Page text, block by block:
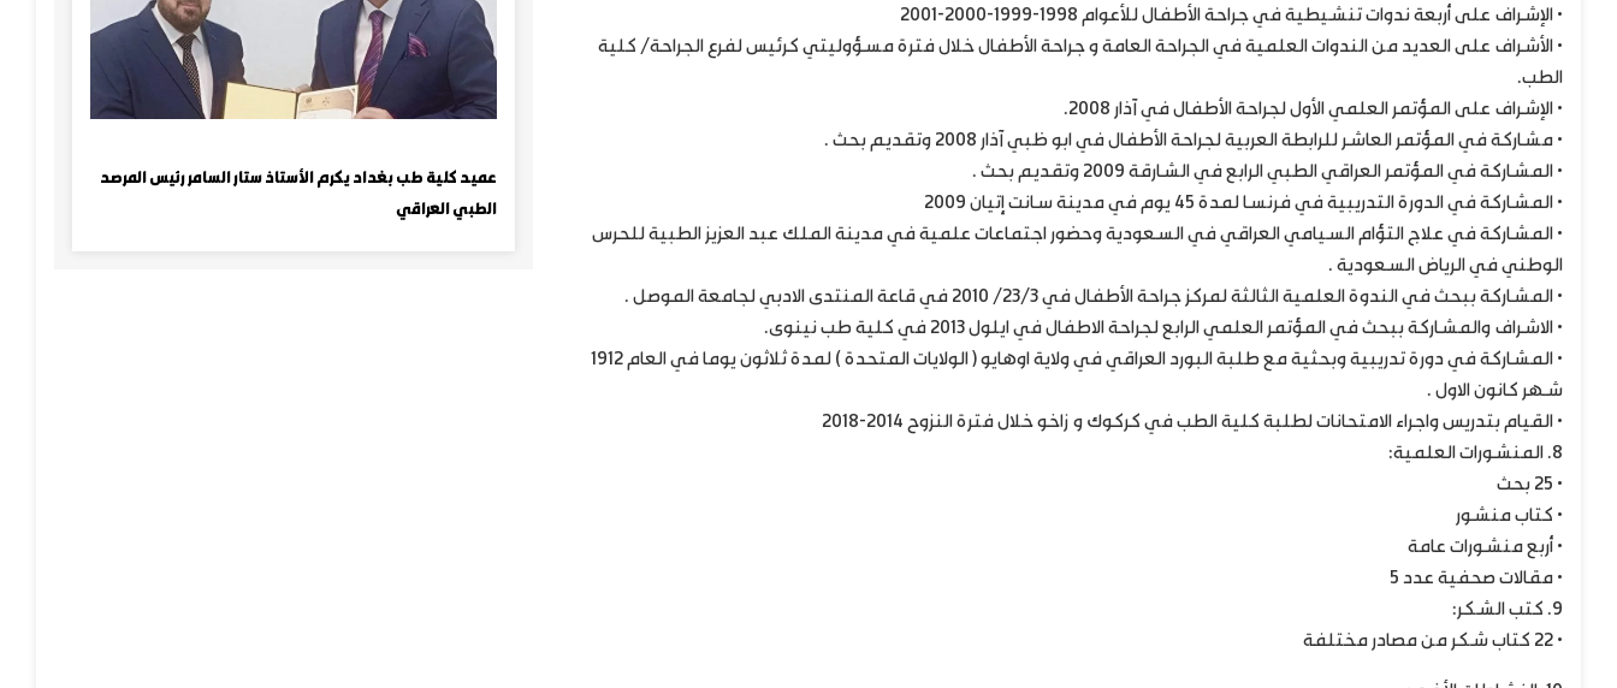
• الإشراف على أربعة ندوات تنشيطية في جراحة الأطفال للأعوام 1998-1999-2000-2001
• الأشراف على العديد من الندوات العلمية في الجراحة العامة و جراحة الأطفال خلال فترة مسؤوليتي كرئيس لفرع الجراحة/ كلية
الطب.
• الإشراف على المؤتمر العلمي الأول لجراحة الأطفال في آذار 2008.
• مشاركة في المؤتمر العاشر للرابطة العربية لجراحة الأطفال في ابو ظبي آذار 2008 وتقديم بحث .
• المشاركة في المؤتمر العراقي الطبي الرابع في الشارقة 2009 وتقديم بحث .
• المشاركة في الدورة التدريبية في فرنسا لمدة 45 يوم في مدينة سانت إتيان 2009
• المشاركة في علاج التؤام السيامي العراقي في السعودية وحضور اجتماعات علمية في مدينة الملك عبد العزيز الطبية للحرس
الوطني في الرياض السعودية .
• المشاركة ببحث في الندوة العلمية الثالثة لمركز جراحة الأطفال في 23/3/ 2010 في قاعة المنتدى الادبي لجامعة الموصل .
• الاشراف والمشاركة ببحث في المؤتمر العلمي الرابع لجراحة الاطفال في ايلول 2013 في كلية طب نينوى.
• المشاركة في دورة تدريبية وبحثية مع طلبة البورد العراقي في ولاية اوهايو ( الولايات المتحدة ) لمدة ثلاثون يوما في العام 1912
شهر كانون الاول .
• القيام بتدريس واجراء الامتحانات لطلبة كلية الطب في كركوك و زاخو خلال فترة النزوح 2014-2018
8. المنشورات العلمية:
• 25 بحث
• كتاب منشور
• أربع منشورات عامة
• مقالات صحفية عدد 5
9. كتب الشكر:
• 22 كتاب شكر من مصادر مختلفة
عميد كلية طب بغداد يكرم الأستاذ ستار السامر رئيس المرصد
الطبي العراقي